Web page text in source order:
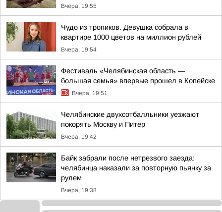
Вчера, 19:55
Чудо из тропиков. Девушка собрала в
квартире 1000 цветов на миллион рублей
Вчера, 19:54
Фестиваль «Челябинская область —
большая семья» впервые прошел в Копейске
Вчера, 19:51
Челябинские двухсотбалльники уезжают
покорять Москву и Питер
Вчера, 19:42
Байк забрали после нетрезвого заезда:
челябинца наказали за повторную пьянку за
рулем
Вчера, 19:38